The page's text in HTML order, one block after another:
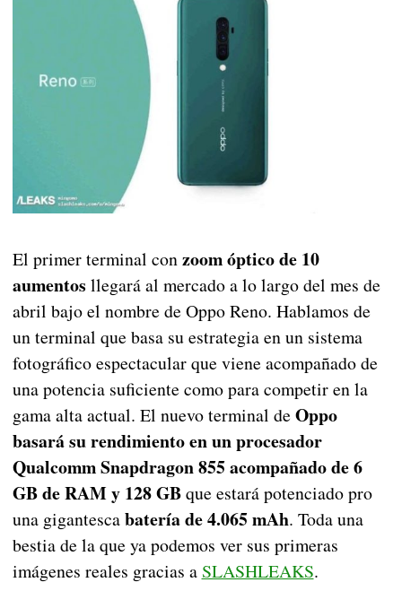
El primer terminal conzoom óptico de 10
aumentos llegará al mercado a lo largo del mes de
abril bajo el nombre de Oppo Reno. Hablamos de
un terminal que basa su estrategia en un sistema
fotográfico espectacular que viene acompañado de
una potencia suficiente como para competir en la
gama alta actual. El nuevo terminal de Oppo
basará su rendimiento en un procesador
Qualcomm Snapdragon 855 acompañado de 6
GB de RAM y 128 GBque estará potenciado pro
una gigantescabatería de 4.065 mAh. Toda una
bestia de la que ya podemos ver sus primeras
imágenes reales gracias a SLASHLEAKS.